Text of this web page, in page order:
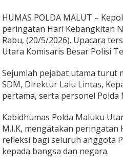
P
e
r
s
o
e
l
T
i
g
a
t
k
HUMAS POLDA MALUT –
peringatan Hari Kebangkitan
Rabu, (20/5/2026). Upacara
Utara Komisaris Besar Polisi
Sejumlah pejabat utama turut
SDM, Direktur Lalu Lintas,
pertama, serta personel Polda
Kabidhumas Polda Maluku
M.I.K, mengatakan
refleksi bagi seluruh anggota
kepada bangsa dan negara.